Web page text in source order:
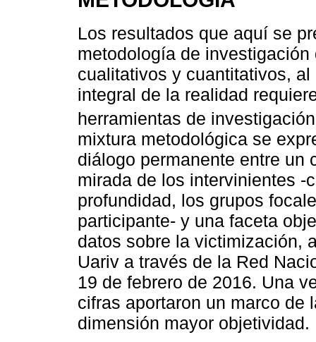
Los resultados que aquí se
metodología de
cualitativos y cuantitativos,
integral de la realidad
herramientas de
mixtura metodológica se
diálogo permanente entre un
mirada de los intervinientes -
profundidad, los grupos
participante- y una faceta
datos sobre la victimización,
Uariv a través de la Red
19 de febrero de 2016. Una
cifras aportaron un marco de
dimensión mayor objetividad.